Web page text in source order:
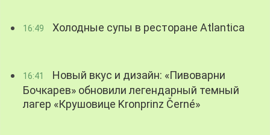
16:49 Холодные супы в ресторане Atlantica
16:41
Новый вкус и дизайн: «Пивоварни
Бочкарев» обновили легендарный темный
лагер «Крушовице Kronprinz Černé»